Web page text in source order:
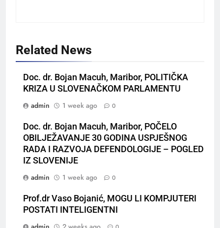
Related News
Doc. dr. Bojan Macuh, Maribor, POLITIČKA
KRIZA U SLOVENAČKOM PARLAMENTU
admin
1 week ago 0
Doc. dr. Bojan Macuh, Maribor, POČELO
OBILJEŽAVANJE 30 GODINA USPJEŠNOG
RADA I RAZVOJA DEFENDOLOGIJE – POGLED
IZ SLOVENIJE
admin
1 week ago 0
Prof.dr Vaso Bojanić, MOGU LI KOMPJUTERI
POSTATI INTELIGENTNI